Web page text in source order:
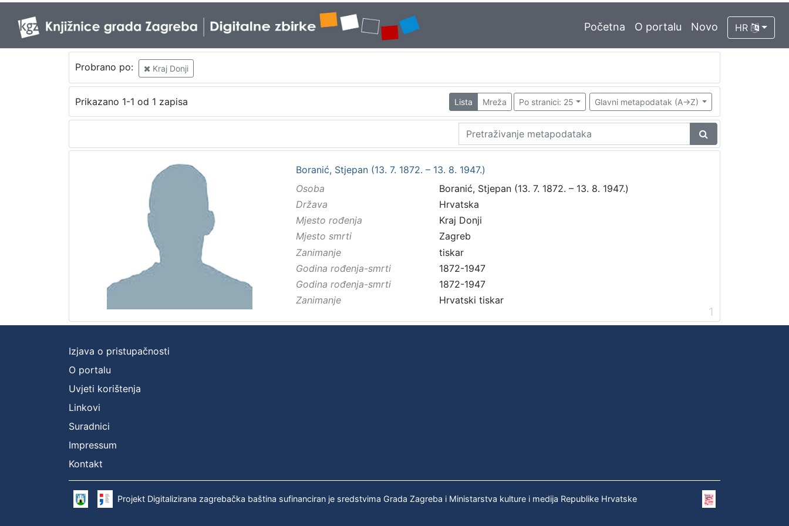
Početna O portalu Novo HR
Probrano po: Kraj Donji
Prikazano 1-1 od 1 zapisa Lista Mreža Po stranici: 25 Glavni metapodatak (A->Z)
Boranić, Stjepan (13. 7. 1872. – 13. 8. 1947.)
Osoba
Boranić, Stjepan (13. 7. 1872. – 13. 8. 1947.)
Država
Hrvatska
Mjesto rođenja
Kraj Donji
Mjesto smrti
Zagreb
Zanimanje
tiskar
Godina rođenja-smrti
1872-1947
Godina rođenja-smrti
1872-1947
Zanimanje
Hrvatski tiskar
1
Izjava o pristupačnosti
O portalu
Uvjeti korištenja
Linkovi
Suradnici
Impressum
Kontakt
Projekt Digitalizirana zagrebačka baština sufinanciran je sredstvima Grada Zagreba i Ministarstva kulture i medija Republike Hrvatske